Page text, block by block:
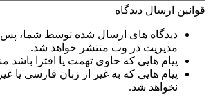
قوانین ارسال دیدگاه
دیدگاه های ارسال شده توسط شما، پس
مدیریت در وب منتشر خواهد شد.
پیام هایی که حاوی تهمت یا افترا باشد
پیام هایی که به غیر از زبان فارسی یا
نخواهد شد.